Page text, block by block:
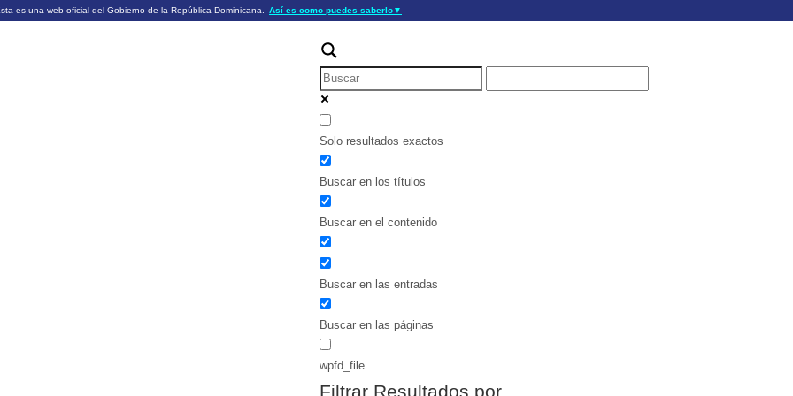
es una web oficial del Gobierno de la República Dominicana. Así es como puedes saberlo▼
utilizan .gob.do o .gov.do
Los sitios web oficiales .gob.do o .gov.do seguros utilizan
https://
un sitio seguro dentro de .gob.do o .gov.do. Comparte
información confidencial sólo en los sitios seguros de .gob.do
Solo resultados exactos
Buscar en los títulos
Buscar en el contenido
Buscar en las entradas
Buscar en las páginas
wpfd_file
Filtrar Resultados por